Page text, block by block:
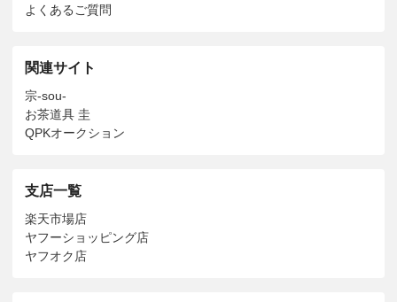
よくあるご質問
関連サイト
宗-sou-
お茶道具 圭
QPKオークション
支店一覧
楽天市場店
ヤフーショッピング店
ヤフオク店